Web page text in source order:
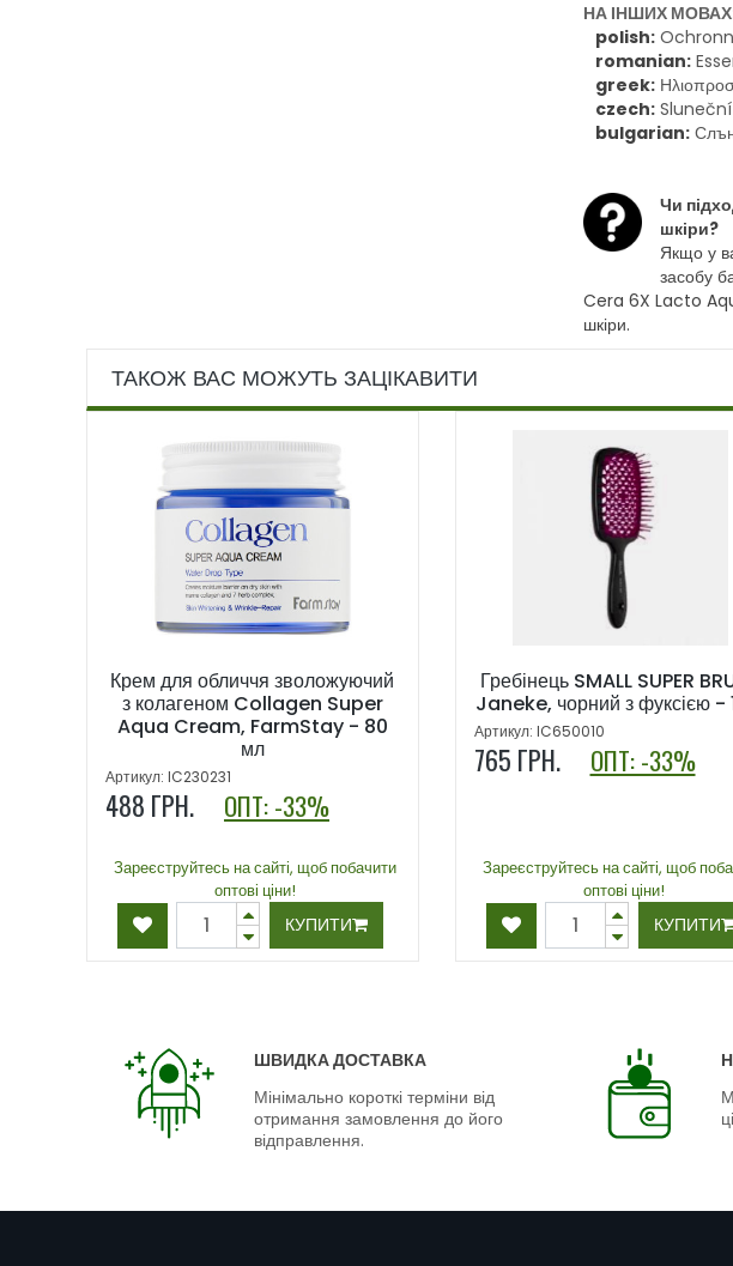
НА ІНШИХ
polish:
romanian:
greek:
czech:
bulgarian:
Чи
шкіри?
Якщо у
засобу
Cera 6X Lacto
шкіри.
ТАКОЖ ВАС МОЖУТЬ ЗАЦІКАВИТИ
Крем для обличчя зволожуючий
з колагеном Collagen Super
Aqua Cream, FarmStay - 80
мл
Артикул: IC230231
488 ГРН. ОПТ: -33%
Зареєструйтесь на сайті, щоб побачити
оптові ціни!
КУПИТИ
Гребінець SMALL SUPER
Janeke, чорний з фуксією -
Артикул: IC650010
765 ГРН. ОПТ: -33%
Зареєструйтесь на сайті, щоб
оптові ціни!
КУПИТИ
ШВИДКА ДОСТАВКА
Мінімально короткі терміни від
отримання замовлення до його
відправлення.